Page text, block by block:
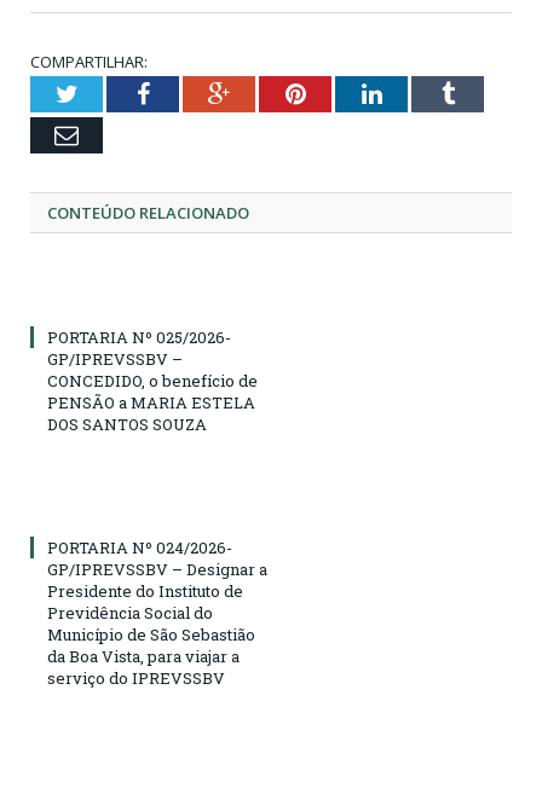
COMPARTILHAR:
TwitterFacebookGoogle+PinterestLinkedInTumblr
Email
CONTEÚDO RELACIONADO
PORTARIA Nº 025/2026-
GP/IPREVSSBV –
CONCEDIDO, o benefício de
PENSÃO a MARIA ESTELA
DOS SANTOS SOUZA
PORTARIA Nº 024/2026-
GP/IPREVSSBV – Designar a
Presidente do Instituto de
Previdência Social do
Município de São Sebastião
da Boa Vista, para viajar a
serviço do IPREVSSBV